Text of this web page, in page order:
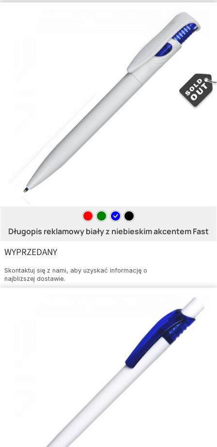
Długopis reklamowy biały z niebieskim akcentem Fast
WYPRZEDANY
Skontaktuj się z nami, aby uzyskać informację o
najbliższej dostawie.